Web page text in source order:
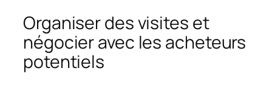
Organiser des visites et
négocier avec les acheteurs
potentiels